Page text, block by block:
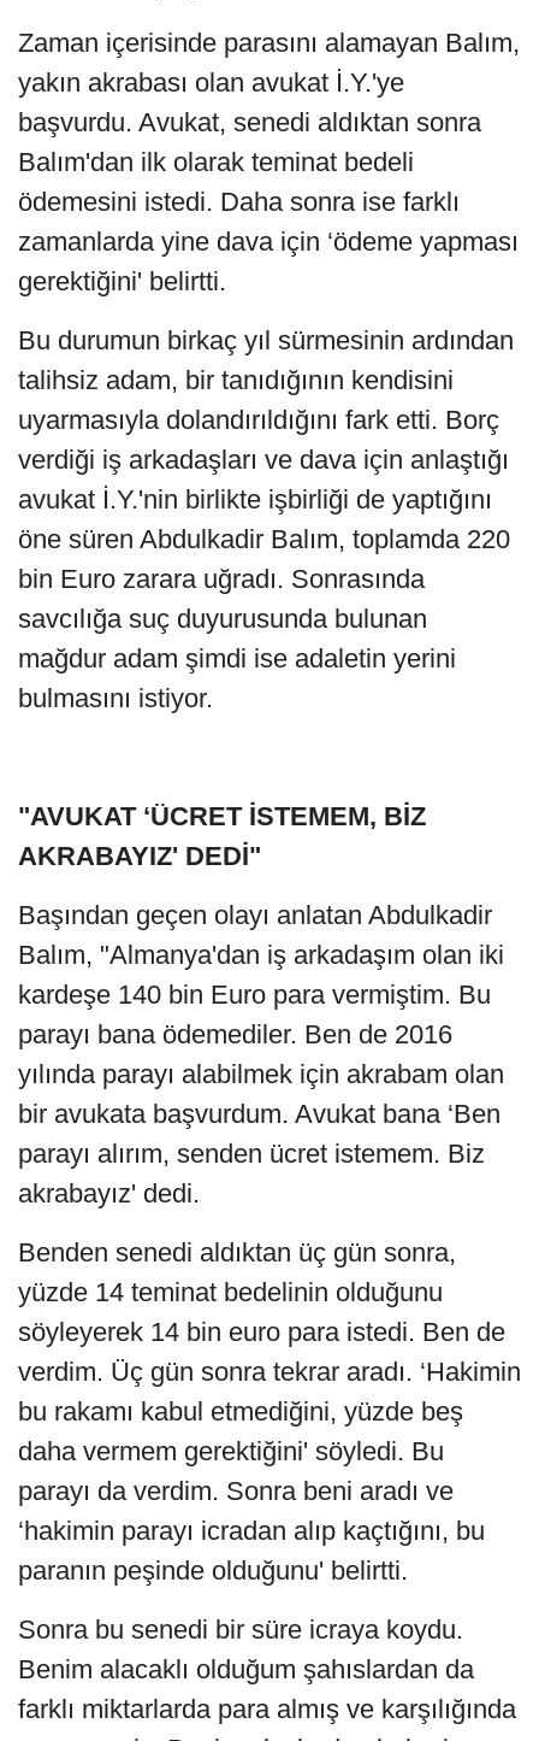
Zaman içerisinde parasını alamayan Balım,
yakın akrabası olan avukat İ.Y.'ye
başvurdu. Avukat, senedi aldıktan sonra
Balım'dan ilk olarak teminat bedeli
ödemesini istedi. Daha sonra ise farklı
zamanlarda yine dava için ‘ödeme yapması
gerektiğini' belirtti.
Bu durumun birkaç yıl sürmesinin ardından
talihsiz adam, bir tanıdığının kendisini
uyarmasıyla dolandırıldığını fark etti. Borç
verdiği iş arkadaşları ve dava için anlaştığı
avukat İ.Y.'nin birlikte işbirliği de yaptığını
öne süren Abdulkadir Balım, toplamda 220
bin Euro zarara uğradı. Sonrasında
savcılığa suç duyurusunda bulunan
mağdur adam şimdi ise adaletin yerini
bulmasını istiyor.
"AVUKAT ‘ÜCRET İSTEMEM, BİZ
AKRABAYIZ' DEDİ"
Başından geçen olayı anlatan Abdulkadir
Balım, "Almanya'dan iş arkadaşım olan iki
kardeşe 140 bin Euro para vermiştim. Bu
parayı bana ödemediler. Ben de 2016
yılında parayı alabilmek için akrabam olan
bir avukata başvurdum. Avukat bana ‘Ben
parayı alırım, senden ücret istemem. Biz
akrabayız' dedi.
Benden senedi aldıktan üç gün sonra,
yüzde 14 teminat bedelinin olduğunu
söyleyerek 14 bin euro para istedi. Ben de
verdim. Üç gün sonra tekrar aradı. ‘Hakimin
bu rakamı kabul etmediğini, yüzde beş
daha vermem gerektiğini' söyledi. Bu
parayı da verdim. Sonra beni aradı ve
‘hakimin parayı icradan alıp kaçtığını, bu
paranın peşinde olduğunu' belirtti.
Sonra bu senedi bir süre icraya koydu.
Benim alacaklı olduğum şahıslardan da
farklı miktarlarda para almış ve karşılığında